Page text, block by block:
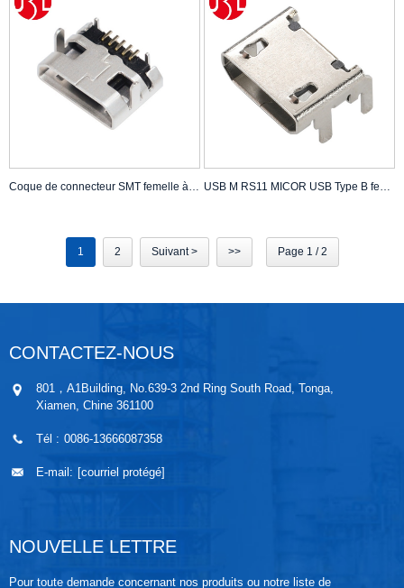
Coque de connecteur SMT femelle à 5 broches de type Micro USB B DIP 7.2*4.85 USB M RS11 MICOR USB Type B femelle à angle droit Type SMT
1 2 Suivant > >> Page 1 / 2
CONTACTEZ-NOUS
801，A1Building, No.639-3 2nd Ring South Road, Tonga,
Xiamen, Chine 361100
Tél : 0086-13666087358
E-mail: [courriel protégé]
NOUVELLE LETTRE
Pour toute demande concernant nos produits ou notre liste de